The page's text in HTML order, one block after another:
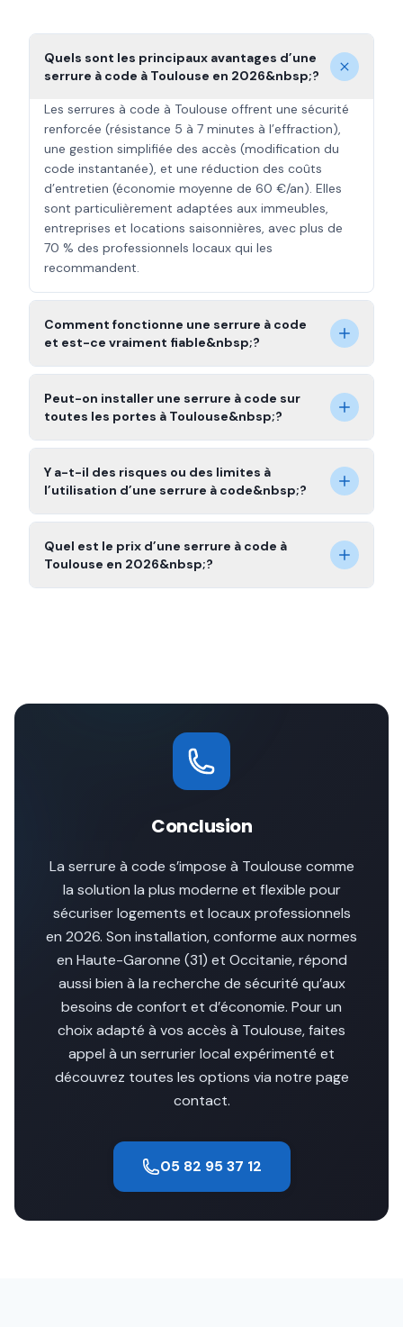
Quels sont les principaux avantages d’une
serrure à code à Toulouse en 2026&nbsp;?
Les serrures à code à Toulouse offrent une sécurité
renforcée (résistance 5 à 7 minutes à l’effraction),
une gestion simplifiée des accès (modification du
code instantanée), et une réduction des coûts
d’entretien (économie moyenne de 60 €/an). Elles
sont particulièrement adaptées aux immeubles,
entreprises et locations saisonnières, avec plus de
70 % des professionnels locaux qui les
recommandent.
Comment fonctionne une serrure à code
et est-ce vraiment fiable&nbsp;?
Peut-on installer une serrure à code sur
toutes les portes à Toulouse&nbsp;?
Y a-t-il des risques ou des limites à
l’utilisation d’une serrure à code&nbsp;?
Quel est le prix d’une serrure à code à
Toulouse en 2026&nbsp;?
Conclusion
La serrure à code s’impose à Toulouse comme
la solution la plus moderne et flexible pour
sécuriser logements et locaux professionnels
en 2026. Son installation, conforme aux normes
en Haute-Garonne (31) et Occitanie, répond
aussi bien à la recherche de sécurité qu’aux
besoins de confort et d’économie. Pour un
choix adapté à vos accès à Toulouse, faites
appel à un serrurier local expérimenté et
découvrez toutes les options via notre page
contact.
05 82 95 37 12